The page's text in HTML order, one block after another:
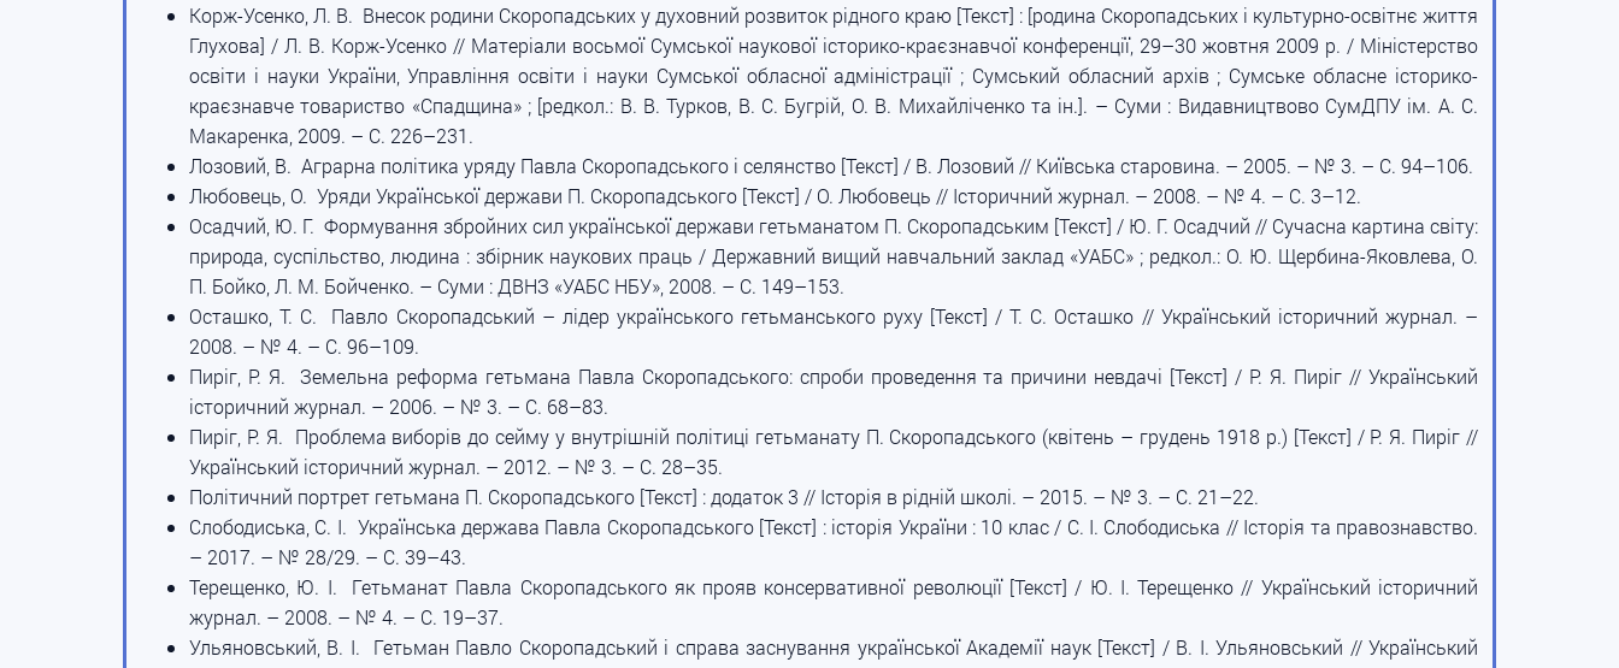
Корж-Усенко, Л. В. Внесок родини Скоропадських у духовний розвиток рідного краю [Текст] : [родина Скоропадських і культурно-освітнє життя
Глухова] / Л. В. Корж-Усенко // Матеріали восьмої Сумської наукової історико-краєзнавчої конференції, 29–30 жовтня 2009 р. / Міністерство
освіти і науки України, Управління освіти і науки Сумської обласної адміністрації ; Сумський обласний архів ; Сумське обласне історико-
краєзнавче товариство «Спадщина» ; [редкол.: В. В. Турков, В. С. Бугрій, О. В. Михайліченко та ін.]. – Суми : Видавництвово СумДПУ ім. А. С.
Макаренка, 2009. – С. 226–231.
Лозовий, В. Аграрна політика уряду Павла Скоропадського і селянство [Текст] / В. Лозовий // Київська старовина. – 2005. – № 3. – С. 94–106.
Любовець, О. Уряди Української держави П. Скоропадського [Текст] / О. Любовець // Історичний журнал. – 2008. – № 4. – С. 3–12.
Осадчий, Ю. Г. Формування збройних сил української держави гетьманатом П. Скоропадським [Текст] / Ю. Г. Осадчий // Сучасна картина світу:
природа, суспільство, людина : збірник наукових праць / Державний вищий навчальний заклад «УАБС» ; редкол.: О. Ю. Щербина-Яковлева, О.
П. Бойко, Л. М. Бойченко. – Суми : ДВНЗ «УАБС НБУ», 2008. – С. 149–153.
Осташко, Т. С. Павло Скоропадський – лідер українського гетьманського руху [Текст] / Т. С. Осташко // Український історичний журнал. –
2008. – № 4. – С. 96–109.
Пиріг, Р. Я. Земельна реформа гетьмана Павла Скоропадського: спроби проведення та причини невдачі [Текст] / Р. Я. Пиріг // Український
історичний журнал. – 2006. – № 3. – С. 68–83.
Пиріг, Р. Я. Проблема виборів до сейму у внутрішній політиці гетьманату П. Скоропадського (квітень – грудень 1918 р.) [Текст] / Р. Я. Пиріг //
Український історичний журнал. – 2012. – № 3. – С. 28–35.
Політичний портрет гетьмана П. Скоропадського [Текст] : додаток 3 // Історія в рідній школі. – 2015. – № 3. – С. 21–22.
Слободиська, С. І. Українська держава Павла Скоропадського [Текст] : історія України : 10 клас / С. І. Слободиська // Історія та правознавство.
– 2017. – № 28/29. – С. 39–43.
Терещенко, Ю. І. Гетьманат Павла Скоропадського як прояв консервативної революції [Текст] / Ю. І. Терещенко // Український історичний
журнал. – 2008. – № 4. – С. 19–37.
Ульяновський, В. І. Гетьман Павло Скоропадський і справа заснування української Академії наук [Текст] / В. І. Ульяновський // Український